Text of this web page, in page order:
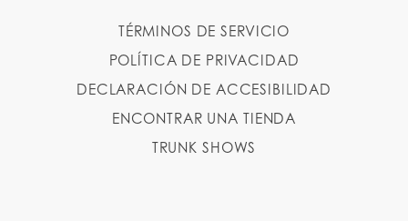
TÉRMINOS DE SERVICIO
POLÍTICA DE PRIVACIDAD
DECLARACIÓN DE ACCESIBILIDAD
ENCONTRAR UNA TIENDA
TRUNK SHOWS